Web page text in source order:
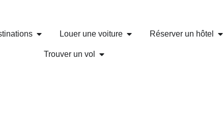
Louer une voiture Réserver un hôtel
Trouver un vol